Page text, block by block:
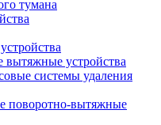
тумана
устройства
системы удаления
поворотно-вытяжные